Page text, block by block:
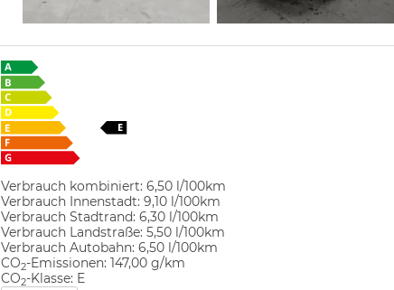
Verbrauch kombiniert: 6,50 l/100km
Verbrauch Innenstadt: 9,10 l/100km
Verbrauch Stadtrand: 6,30 l/100km
Verbrauch Landstraße: 5,50 l/100km
Verbrauch Autobahn: 6,50 l/100km
CO2-Emissionen: 147,00 g/km
CO2-Klasse: E